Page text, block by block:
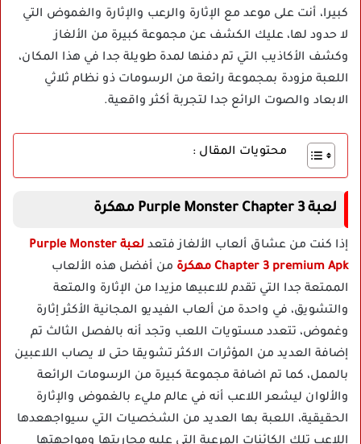
كبيرا، أنت على موعد مع الإثارة والرعب والإثارة والغموض التي
لا حدود لها، عليك الكشف عن مجموعة كبيرة من الألغاز
وكشف الأكاذيب التي تم دفنها لمدة طويلة جدا في هذا المكان،
اللعبة مزودة بمجموعة رائعة من الرسومات ذو نظام ثلاثي
الابعاد والصوت الرائع جدا لتجربة أكثر واقعية.
محتويات المقال :
لعبة Purple Monster Chapter 3 مهكرة
إذا كنت من عشاق ألعاب الألغاز فتعد
لعبة Purple Monster
Chapter 3 premium Apk مهكرة
من أفضل هذه الألعاب
الممتعة جدا التي تقدم للاعبيها مزيدا من الإثارة والمتعة
والتشويق، في واحدة من ألعاب الفيديو المجانية الأكثر إثارة
وغموض، تتعدد مستويات اللعب وتجد أنه بالفصل الثالث تم
إضافة العديد من المؤثرات الاكثر تشويقا حتى لا يصاب اللاعبين
بالممل، كما تم اضافة مجموعة كبيرة من الرسومات الرائعة
والألوان ليشعر اللاعب أنه في عالم مليء بالغموض والإثارة
الحقيقية، اللعبة بها العديد من الشخصيات التي سيواجهعدها